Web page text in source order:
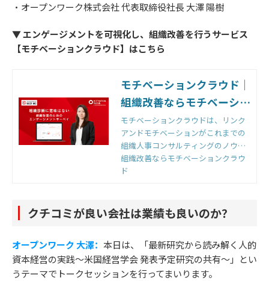
・オープンワーク株式会社 代表取締役社長 大澤 陽樹
▼ エンゲージメントを可視化し、組織改善を行うサービス
【モチベーションクラウド】はこちら
モチベーションクラウド｜
組織改善ならモチベーショ
ンクラウド
モチベーションクラウドは、リンク
アンドモチベーションがこれまでの
組織人事コンサルティングのノウハ
ウをもとに開発した国内初の組織改
善クラウドです。組織のモノサシ
回すことで、組織変革を実現しま
す。
組織改善ならモチベーションクラウ
ド
クチコミが良い会社は業績も良いのか？
オープンワーク 大澤： 本日は、「最新研究から読み解く人的
資本経営の実践～米国経営学会 発表予定研究の共有～」とい
うテーマでトークセッションを行ってまいります。